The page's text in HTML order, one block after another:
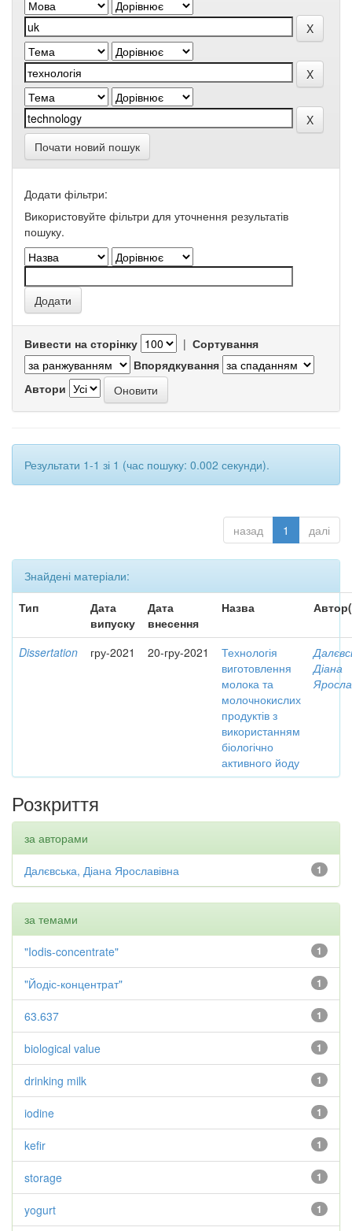
Почати новий пошук
Додати фільтри:
Використовуйте фільтри для уточнення результатів
пошуку.
Вивести на сторінку | Сортування
Впорядкування
Автори
Результати 1-1 зі 1 (час пошуку: 0.002 секунди).
назад 1 далі
Знайдені матеріали:
Тип
Дата
випуску
Дата
внесення
Назва
Dissertation гру-2021 20-гру-2021
Технологія
виготовлення
молока та
молочнокислих
продуктів з
використанням
біологічно
активного йоду
Діана
Розкриття
за авторами
1
Далєвська, Діана Ярославівна
за темами
1
"Iodis-concentrate"
1
"Йодіс-концентрат"
1
63.637
1
biological value
1
drinking milk
1
iodine
1
kefir
1
storage
1
yogurt